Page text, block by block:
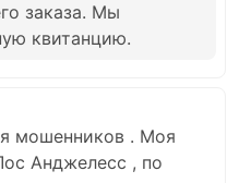
заказа. Мы
квитанцию.
мошенников . Моя
Анджелесс , по